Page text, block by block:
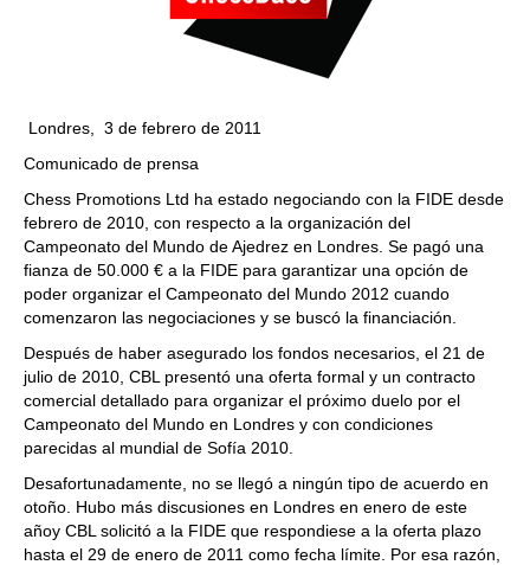
Londres, 3 de febrero de 2011
Comunicado de prensa
Chess Promotions Ltd ha estado negociando con la FIDE desde
febrero de 2010, con respecto a la organización del
Campeonato del Mundo de Ajedrez en Londres. Se pagó una
fianza de 50.000 € a la FIDE para garantizar una opción de
poder organizar el Campeonato del Mundo 2012 cuando
comenzaron las negociaciones y se buscó la financiación.
Después de haber asegurado los fondos necesarios, el 21 de
julio de 2010, CBL presentó una oferta formal y un contracto
comercial detallado para organizar el próximo duelo por el
Campeonato del Mundo en Londres y con condiciones
parecidas al mundial de Sofía 2010.
Desafortunadamente, no se llegó a ningún tipo de acuerdo en
otoño. Hubo más discusiones en Londres en enero de este
añoy CBL solicitó a la FIDE que respondiese a la oferta plazo
hasta el 29 de enero de 2011 como fecha límite. Por esa razón,